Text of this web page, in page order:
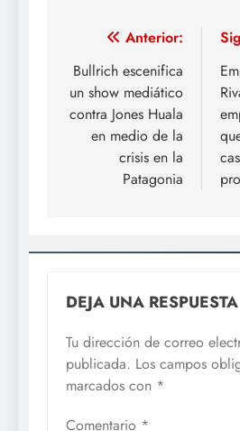
Navegación
de
entradas
Anterior:
Bullrich escenifica
un show mediático
contra Jones Huala
en medio de la
crisis en la
Patagonia
DEJA UNA RESPUESTA
Tu dirección de correo
publicada. Los campos
marcados con *
Comentario *